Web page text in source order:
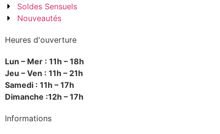
Soldes Sensuels
Nouveautés
Heures d'ouverture
Lun – Mer : 11h – 18h
Jeu – Ven : 11h – 21h
Samedi : 11h – 17h
Dimanche :12h – 17h
Informations